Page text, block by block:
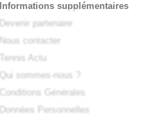
Informations supplémentaires
Devenir partenaire
Nous contacter
Tennis Actu
Qui sommes-nous ?
Conditions Générales
Données Personnelles